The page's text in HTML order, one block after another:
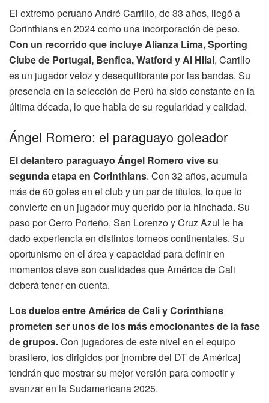
El extremo peruano André Carrillo, de 33 años, llegó a
Corinthians en 2024 como una incorporación de peso.
Con un recorrido que incluye Alianza Lima, Sporting
Clube de Portugal, Benfica, Watford y Al Hilal, Carrillo
es un jugador veloz y desequilibrante por las bandas. Su
presencia en la selección de Perú ha sido constante en la
última década, lo que habla de su regularidad y calidad.
Ángel Romero: el paraguayo goleador
El delantero paraguayo Ángel Romero vive su
segunda etapa en Corinthians. Con 32 años, acumula
más de 60 goles en el club y un par de títulos, lo que lo
convierte en un jugador muy querido por la hinchada. Su
paso por Cerro Porteño, San Lorenzo y Cruz Azul le ha
dado experiencia en distintos torneos continentales. Su
oportunismo en el área y capacidad para definir en
momentos clave son cualidades que América de Cali
deberá tener en cuenta.
Los duelos entre América de Cali y Corinthians
prometen ser unos de los más emocionantes de la fase
de grupos.Con jugadores de este nivel en el equipo
brasilero, los dirigidos por [nombre del DT de América]
tendrán que mostrar su mejor versión para competir y
avanzar en la Sudamericana 2025.